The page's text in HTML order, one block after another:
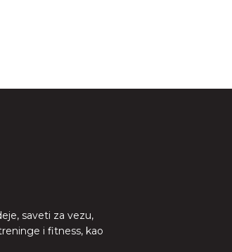
saveti za vezu,
i fitness, kao